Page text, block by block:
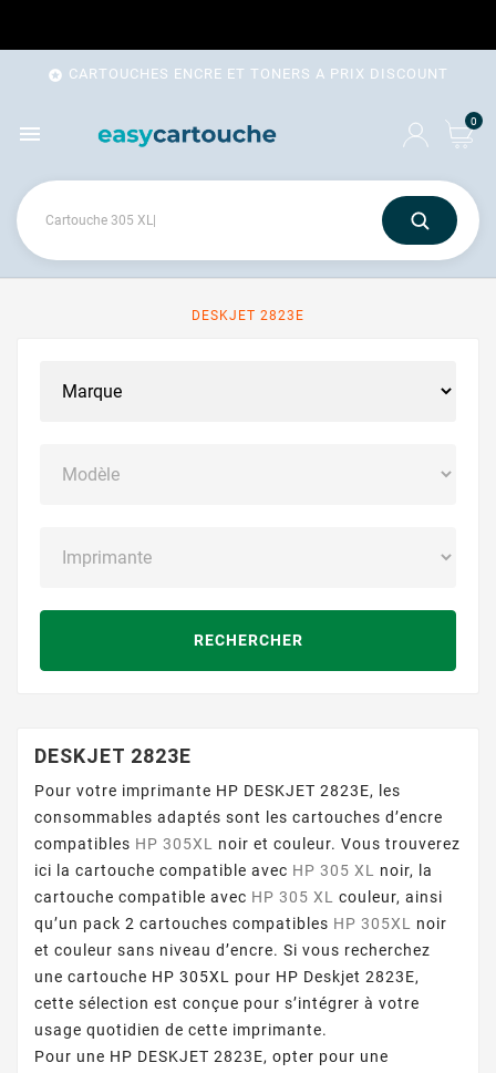
 CARTOUCHES ENCRE ET TONERS A PRIX DISCOUNT
 0
DESKJET 2823E
RECHERCHER
DESKJET 2823E
Pour votre imprimante HP DESKJET 2823E, les
consommables adaptés sont les cartouches d’encre
compatibles HP 305XL
noir et couleur. Vous trouverez
ici la cartouche compatible avec HP 305 XL
noir, la
cartouche compatible avec HP 305 XL
couleur, ainsi
qu’un pack 2 cartouches compatibles HP 305XL
noir
et couleur sans niveau d’encre. Si vous recherchez
une cartouche HP 305XL pour HP Deskjet 2823E,
cette sélection est conçue pour s’intégrer à votre
usage quotidien de cette imprimante.
Pour une HP DESKJET 2823E, opter pour une